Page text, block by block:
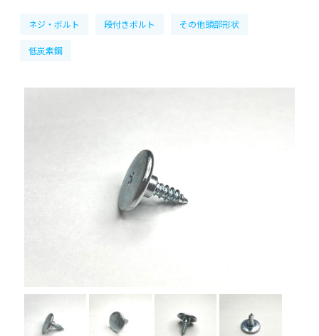
ネジ・ボルト 段付きボルト その他頭部形状
低炭素鋼